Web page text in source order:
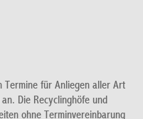
Termine für Anliegen aller Art
Die Recyclinghöfe und
ohne Terminvereinbarung